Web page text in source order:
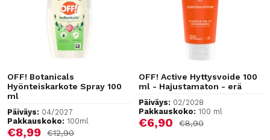
OFF! Botanicals
Hyönteiskarkote Spray 100
ml
Päiväys: 04/2027
Pakkauskoko: 100ml
Alennushinta
€8,99 Normaalihinta
€12,90
OFF! Active Hyttysvoide 100
ml - Hajustamaton - erä
Päiväys: 02/2028
Pakkauskoko: 100 ml
Alennushinta
€6,90 Normaalihinta
€8,90